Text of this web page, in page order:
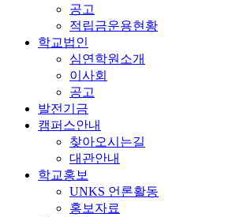
공고
적립금운용현황
학교법인
심연학원소개
이사회
공고
발전기금
캠퍼스안내
찾아오시는길
대관안내
학교홍보
UNKS 언론활동
홍보자료